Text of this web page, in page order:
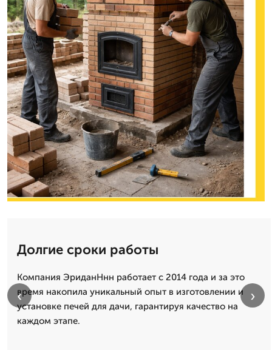
Долгие сроки работы
Компания ЭриданНнн работает с 2014 года и за это
время накопила уникальный опыт в изготовлении и
установке печей для дачи, гарантируя качество на
каждом этапе.
‹ ›